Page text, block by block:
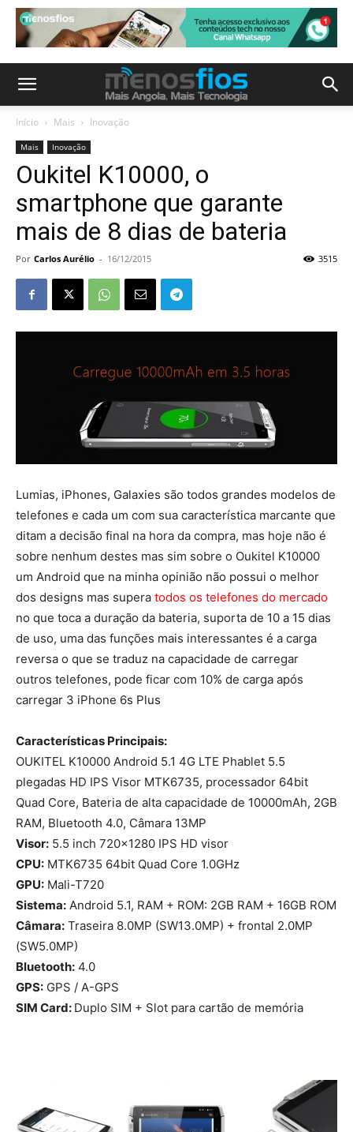
Início Mais Inovação
Mais Inovação
Oukitel K10000, o
smartphone que garante
mais de 8 dias de bateria
Por Carlos Aurélio - 16/12/2015 3515
Lumias, iPhones, Galaxies são todos grandes modelos de
telefones e cada um com sua característica marcante que
ditam a decisão final na hora da compra, mas hoje não é
sobre nenhum destes mas sim sobre o Oukitel K10000
um Android que na minha opinião não possui o melhor
dos designs mas supera todos os telefones do mercado
no que toca a duração da bateria, suporta de 10 a 15 dias
de uso, uma das funções mais interessantes é a carga
reversa o que se traduz na capacidade de carregar
outros telefones, pode ficar com 10% de carga após
carregar 3 iPhone 6s Plus
Características Principais:
OUKITEL K10000 Android 5.1 4G LTE Phablet 5.5
plegadas HD IPS Visor MTK6735, processador 64bit
Quad Core, Bateria de alta capacidade de 10000mAh, 2GB
RAM, Bluetooth 4.0, Câmara 13MP
Visor: 5.5 inch 720×1280 IPS HD visor
CPU: MTK6735 64bit Quad Core 1.0GHz
GPU: Mali-T720
Sistema: Android 5.1, RAM + ROM: 2GB RAM + 16GB ROM
Câmara: Traseira 8.0MP (SW13.0MP) + frontal 2.0MP
(SW5.0MP)
Bluetooth: 4.0
GPS: GPS / A-GPS
SIM Card: Duplo SIM + Slot para cartão de memória